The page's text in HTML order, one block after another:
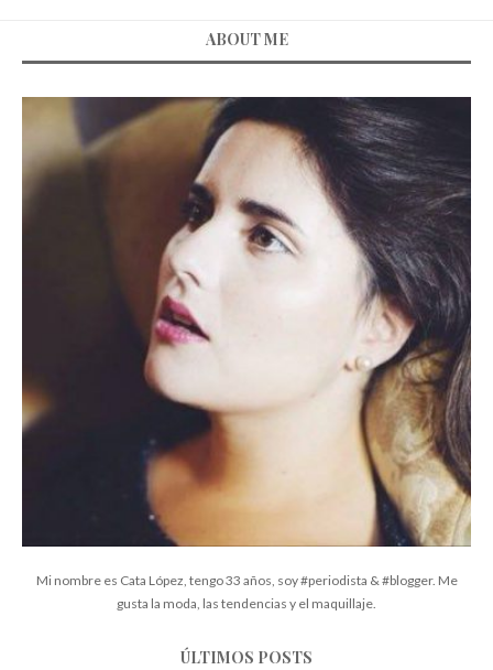
ABOUT ME
Mi nombre es Cata López, tengo 33 años, soy #periodista & #blogger. Me
gusta la moda, las tendencias y el maquillaje.
ÚLTIMOS POSTS